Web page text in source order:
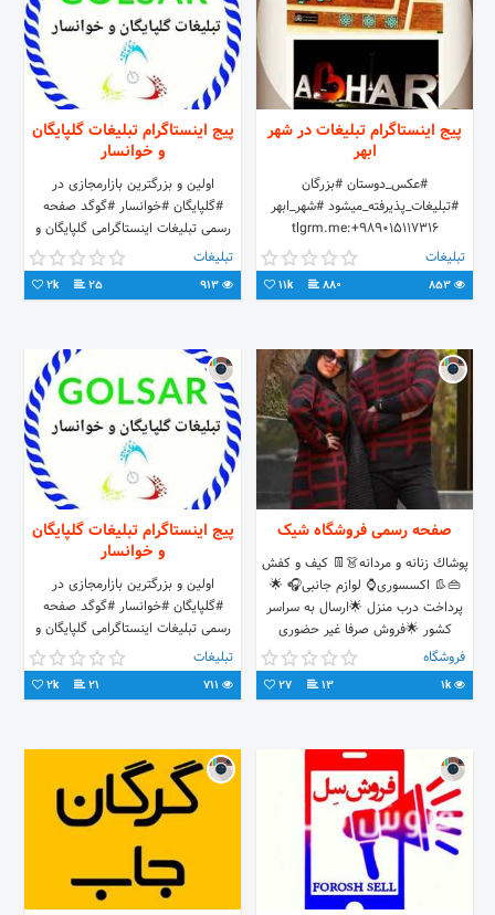
پیج اینستاگرام تبلیغات در شهر
ابهر
#عکس_دوستان #بزرگان
#تبلیغات_پذیرفته_میشود #شهر_ابهر
tlgrm.me:+989015117316
تبلیغات
880
11k
پیج اینستاگرام تبلیغات گلپایگان
و خوانسار
اولین و بزرگترین بازارمجازی در
#گلپایگان #خوانسار #گوگد صفحه
رسمی تبلیغات اینستاگرامی گلپایگان و
خوانسار درج انواع
#آگهی،#محصولات،#نیازمندی و #شغل
شما
تبلیغات
25
2k
صفحه رسمی فروشگاه شیک
پوشاك زنانه و مردانه👗👖 کیف و کفش
👜👢 اکسسوری⌚ لوازم جانبی🎧 🌟
پرداخت درب منزل 🌟ارسال به سراسر
کشور 🌟فروش صرفا غیر حضوری
فروشگاه
1k
13
27
پیج اینستاگرام تبلیغات گلپایگان
و خوانسار
اولین و بزرگترین بازارمجازی در
#گلپایگان #خوانسار #گوگد صفحه
رسمی تبلیغات اینستاگرامی گلپایگان و
خوانسار درج انواع
#آگهی،#محصولات،#نیازمندی و #شغل
شما
تبلیغات
21
2k